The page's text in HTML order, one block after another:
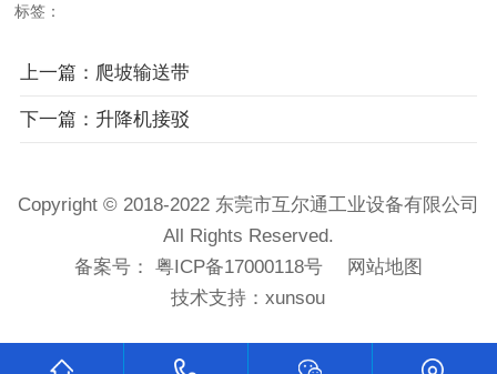
标签：
上一篇：爬坡输送带
下一篇：升降机接驳
Copyright © 2018-2022 东莞市互尔通工业设备有限公司
All Rights Reserved.
备案号： 粤ICP备17000118号
网站地图
技术支持：xunsou